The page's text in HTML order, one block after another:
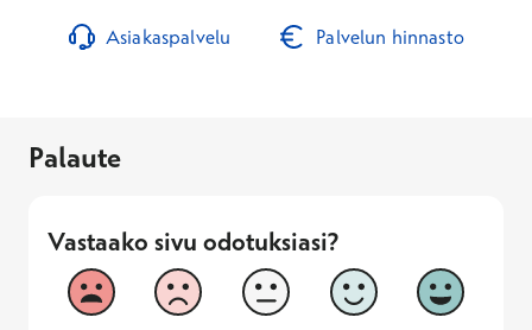
Asiakaspalvelu Palvelun hinnasto
Palaute
Vastaako sivu odotuksiasi?
Vastaako sivu odotuksiasi?
1
Vastaa huonosti
2 3 4
5
Vastaa